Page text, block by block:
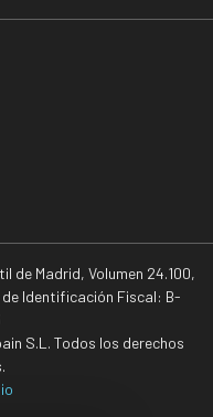
de Madrid, Volumen 24.100,
de Identificación Fiscal: B-
S.L. Todos los derechos